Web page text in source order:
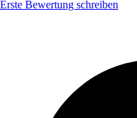
Erste Bewertung schreiben